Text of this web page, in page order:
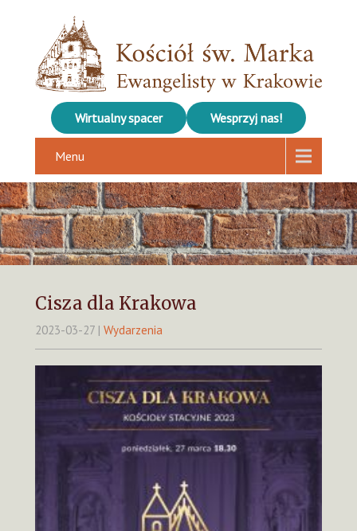
Wirtualny spacer Wesprzyj nas!
Menu
Cisza dla Krakowa
2023-03-27 | Wydarzenia